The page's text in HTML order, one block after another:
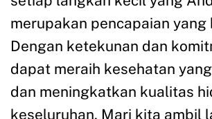
merupakan pencapaian yang
Dengan ketekunan dan
dapat meraih kesehatan
dan meningkatkan kualitas
keseluruhan. Mari kita ambil